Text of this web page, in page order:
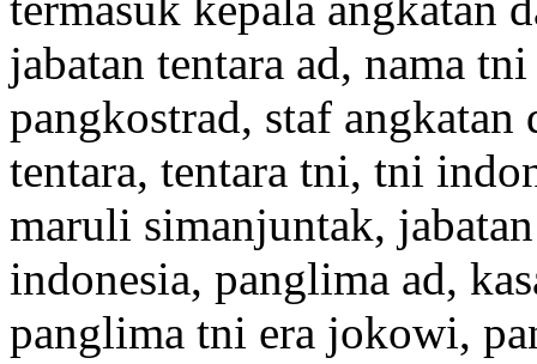
jabatan tentara ad, nama
pangkostrad, staf
tentara, tentara tni, tni
maruli simanjuntak,
indonesia, panglima ad,
panglima tni era jokowi,